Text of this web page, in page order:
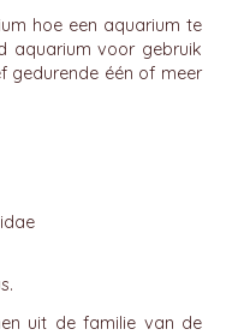
hoe een aquarium te
aquarium voor gebruik
gedurende één of meer
uit de familie van de